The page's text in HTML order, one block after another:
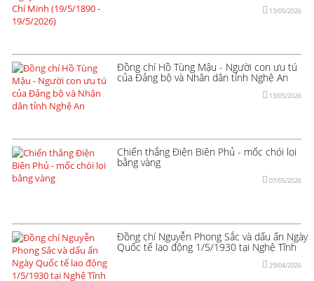
13/05/2026
Đồng chí Hồ Tùng Mậu - Người con ưu tú
của Đảng bộ và Nhân dân tỉnh Nghệ An
13/05/2026
Chiến thắng Điện Biên Phủ - mốc chói lọi
bằng vàng
07/05/2026
Đồng chí Nguyễn Phong Sắc và dấu ấn Ngày
Quốc tế lao động 1/5/1930 tại Nghệ Tĩnh
29/04/2026